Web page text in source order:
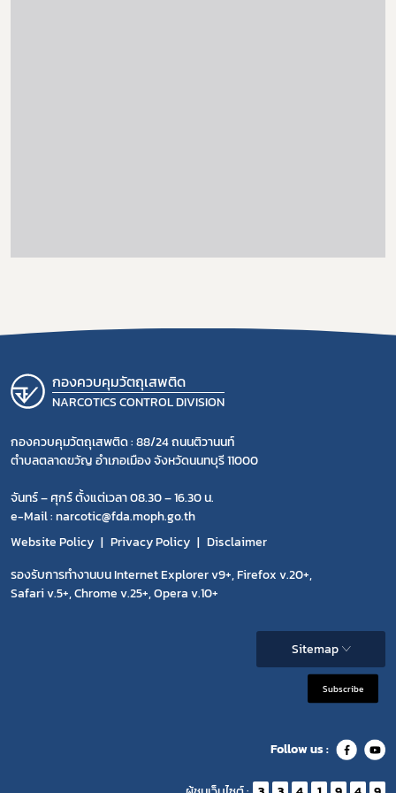
กองควบคุมวัตถุเสพติด
NARCOTICS CONTROL DIVISION
กองควบคุมวัตถุเสพติด : 88/24 ถนนติวานนท์
ตำบลตลาดขวัญ อำเภอเมือง จังหวัดนนทบุรี 11000
จันทร์ – ศุกร์ ตั้งแต่เวลา 08.30 – 16.30 น.
e-Mail : narcotic@fda.moph.go.th
Website Policy
Privacy Policy
Disclaimer
รองรับการทำงานบน Internet Explorer v9+, Firefox v.20+,
Safari v.5+, Chrome v.25+, Opera v.10+
Sitemap
Subscribe
Follow us :